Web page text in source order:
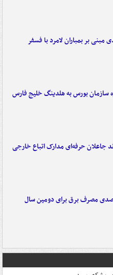
مبنی بر بمباران لامرد با فسفر
جاعلان حرفه‌ای مدارک اتباع خارجی
۳ درصدی مصرف برق برای دومین سال